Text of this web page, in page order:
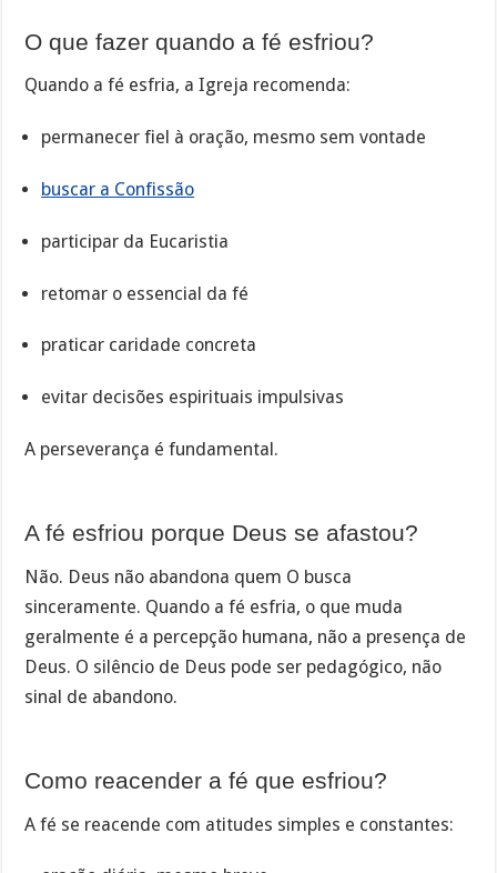
O que fazer quando a fé esfriou?
Quando a fé esfria, a Igreja recomenda:
permanecer fiel à oração, mesmo sem vontade
buscar a Confissão
participar da Eucaristia
retomar o essencial da fé
praticar caridade concreta
evitar decisões espirituais impulsivas
A perseverança é fundamental.
A fé esfriou porque Deus se afastou?
Não. Deus não abandona quem O busca
sinceramente. Quando a fé esfria, o que muda
geralmente é a percepção humana, não a presença de
Deus. O silêncio de Deus pode ser pedagógico, não
sinal de abandono.
Como reacender a fé que esfriou?
A fé se reacende com atitudes simples e constantes: